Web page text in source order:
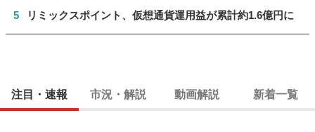
5 リミックスポイント、仮想通貨運用益が累計約1.6億円に
注目・速報 市況・解説 動画解説 新着一覧